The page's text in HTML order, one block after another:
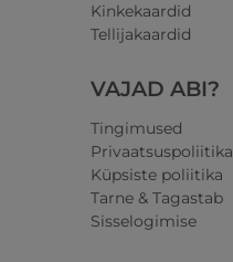
Kinkekaardid
Tellijakaardid
VAJAD ABI?
Tingimused
Privaatsuspoliitika
Küpsiste poliitika
Tarne & Tagastab
Sisselogimise